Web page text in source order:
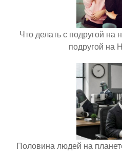
Что делать с подругой на
подругой
Половина людей на